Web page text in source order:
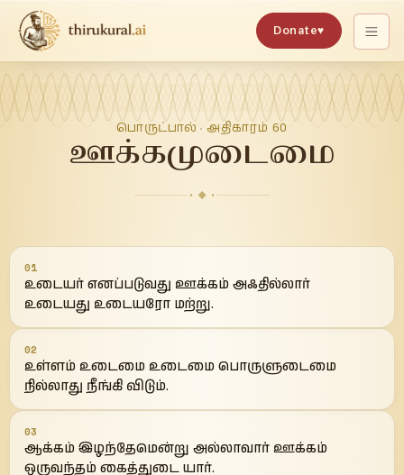
Donate♥
பொருட்பால் · அதிகாரம் 60
ஊக்கமுடைமை
01
உடையர் எனப்படுவது ஊக்கம் அஃதில்லார்
உடையது உடையரோ மற்று.
02
உள்ளம் உடைமை உடைமை பொருளுடைமை
நில்லாது நீங்கி விடும்.
03
ஆக்கம் இழந்தேமென்று அல்லாவார் ஊக்கம்
ஒருவந்தம் கைத்துடை யார்.